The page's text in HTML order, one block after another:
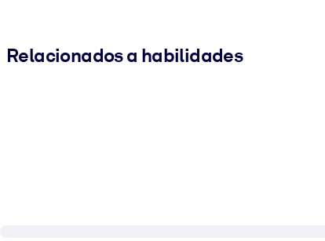
Relacionados a habilidades